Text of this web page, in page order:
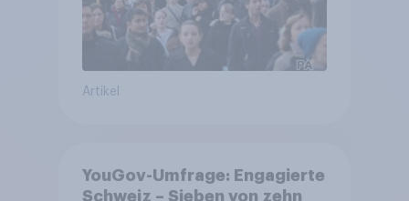
Artikel
YouGov-Umfrage: Engagierte
Schweiz – Sieben von zehn